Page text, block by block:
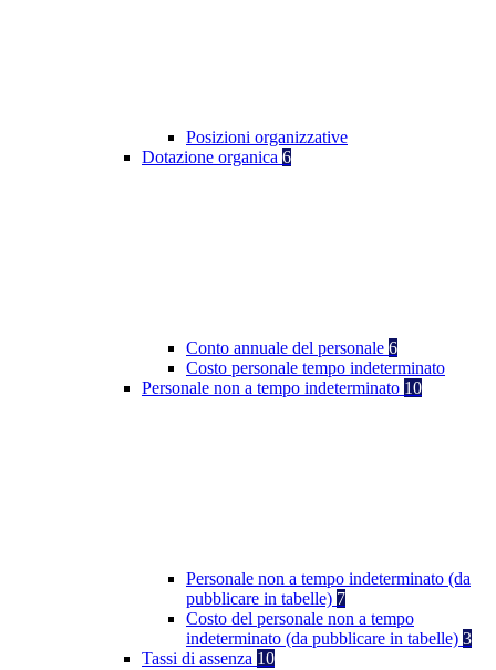
Posizioni organizzative
Dotazione organica 6
Conto annuale del personale 6
Costo personale tempo indeterminato
Personale non a tempo indeterminato 10
Personale non a tempo indeterminato (da
pubblicare in tabelle) 7
Costo del personale non a tempo
indeterminato (da pubblicare in tabelle) 3
Tassi di assenza 10